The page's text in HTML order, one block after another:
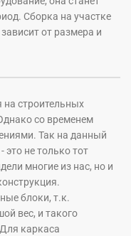
Сборка на участке
от размера и
на строительных
со временем
Так на данный
это не только тот
многие из нас, но и
блоки, т.к.
вес, и такого
каркаса